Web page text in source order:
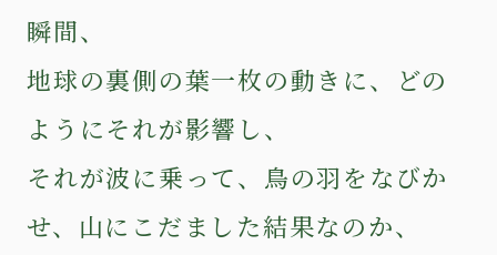
瞬間、
地球の裏側の葉一枚の動きに、どの
ようにそれが影響し、
それが波に乗って、鳥の羽をなびか
せ、山にこだました結果なのか、